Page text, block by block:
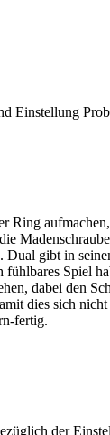
Einstellung
Ring
gibt in
fühlbares Spiel
dabei den
dies sich
fertig.
der